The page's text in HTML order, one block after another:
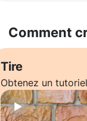
Comment
Tire
Obtenez un